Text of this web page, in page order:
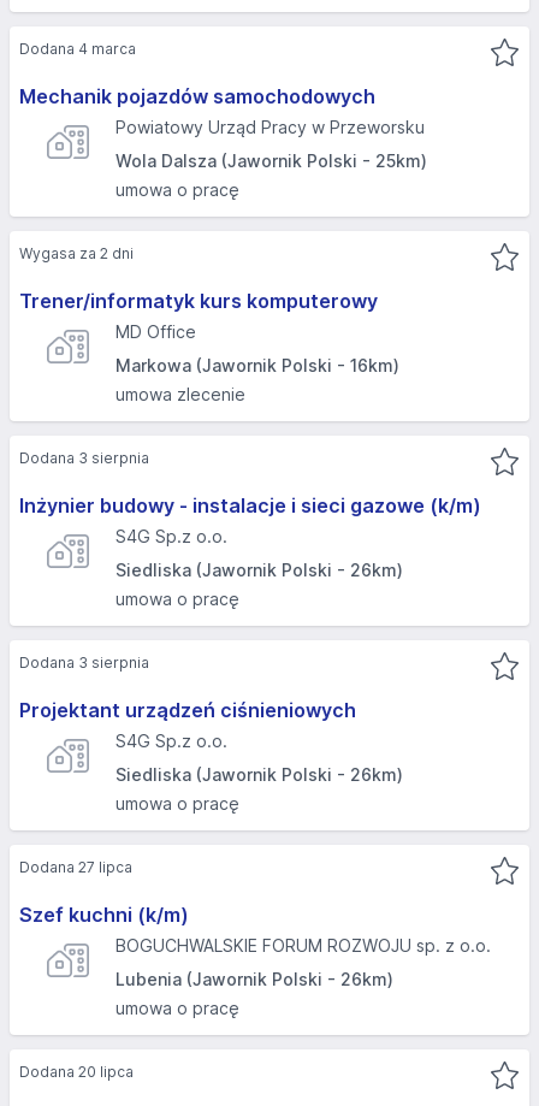
Mechanik pojazdów samochodowych
Powiatowy Urząd Pracy w Przeworsku
Wola Dalsza (Jawornik Polski - 25km)
umowa o pracę
Dodana 4 marca
Trener/informatyk kurs komputerowy
MD Office
Markowa (Jawornik Polski - 16km)
umowa zlecenie
Wygasa za 2 dni
Inżynier budowy - instalacje i sieci gazowe (k/m)
S4G Sp.z o.o.
Siedliska (Jawornik Polski - 26km)
umowa o pracę
Dodana 3 sierpnia
Projektant urządzeń ciśnieniowych
S4G Sp.z o.o.
Siedliska (Jawornik Polski - 26km)
umowa o pracę
Dodana 3 sierpnia
Szef kuchni (k/m)
BOGUCHWALSKIE FORUM ROZWOJU sp. z o.o.
Lubenia (Jawornik Polski - 26km)
umowa o pracę
Dodana 27 lipca
Dodana 20 lipca